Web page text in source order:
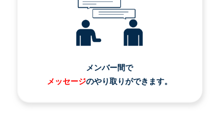
メンバー間で
メッセージのやり取りができます。